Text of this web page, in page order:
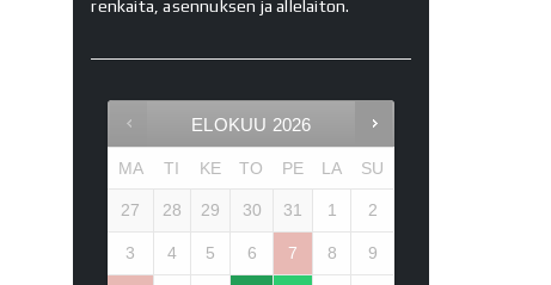
renkaita, asennuksen ja allelaiton.
ELOKUU 2026
MA TI KE TO PE LA SU
27 28 29 30 31 1 2
3 4 5 6 7 8 9